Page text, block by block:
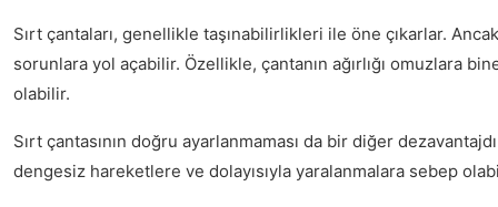
Sırt çantaları, genellikle taşınabilirlikleri ile öne çıkarlar.
sorunlara yol açabilir. Özellikle, çantanın ağırlığı omuzlara
olabilir.
Sırt çantasının doğru ayarlanmaması da bir diğer
dengesiz hareketlere ve dolayısıyla yaralanmalara sebep